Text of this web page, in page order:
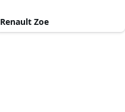
Renault Zoe